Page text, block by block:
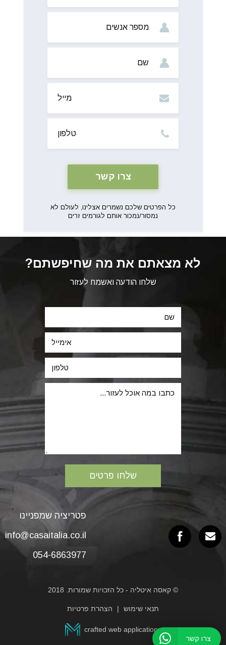
אנשים
כל הפרטים שלכם נשמרים אצלינו, לעולם לא
נמסור/נמכור אותם לגורמים זרים
לא מצאתם את מה שחיפשתם?
שלחו הודעה ואשמח לעזור
פטריציה שמפניינו
info@casaitalia.co.il
054-6863977
תנאי שימוש הצהרת פרטיות
© קאסה איטליה - כל הזכויות שמורות. 2018
crafted web applications
צרו קשר